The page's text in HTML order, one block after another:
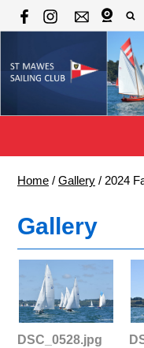
Home / Gallery / 2024
Gallery
DSC_0528.jpg